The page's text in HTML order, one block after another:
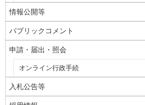
情報公開等
パブリックコメント
申請・届出・照会
オンライン行政手続
入札公告等